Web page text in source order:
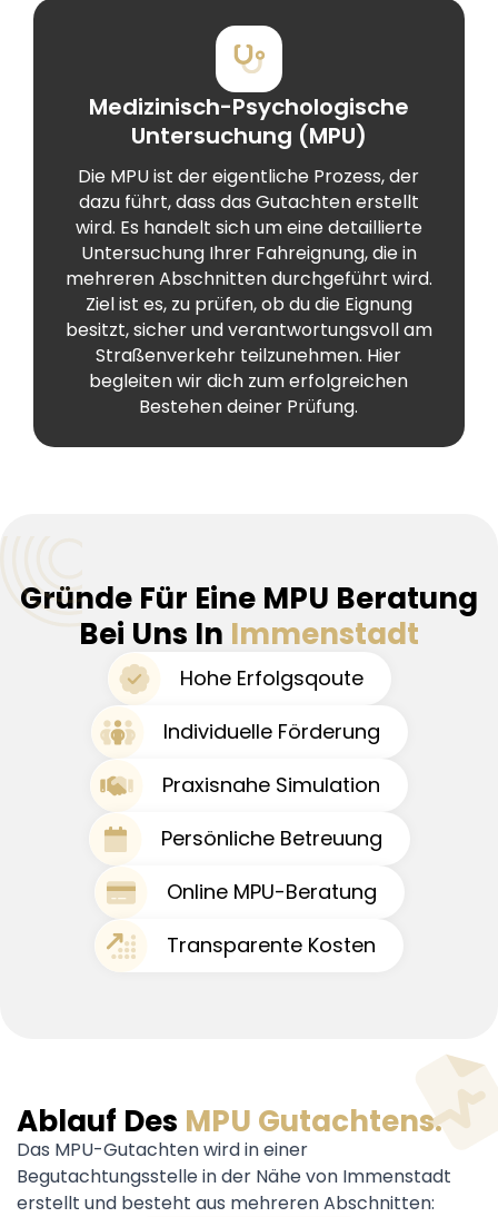
Medizinisch-Psychologische
Untersuchung (MPU)
Die MPU ist der eigentliche Prozess, der
dazu führt, dass das Gutachten erstellt
wird. Es handelt sich um eine detaillierte
Untersuchung Ihrer Fahreignung, die in
mehreren Abschnitten durchgeführt wird.
Ziel ist es, zu prüfen, ob du die Eignung
besitzt, sicher und verantwortungsvoll am
Straßenverkehr teilzunehmen. Hier
begleiten wir dich zum erfolgreichen
Bestehen deiner Prüfung.
Gründe Für Eine MPU Beratung
Bei Uns In Immenstadt
Hohe Erfolgsqoute
Individuelle Förderung
Praxisnahe Simulation
Persönliche Betreuung
Online MPU-Beratung
Transparente Kosten
Ablauf Des MPU Gutachtens.
Das MPU-Gutachten wird in einer
Begutachtungsstelle in der Nähe von Immenstadt
erstellt und besteht aus mehreren Abschnitten: